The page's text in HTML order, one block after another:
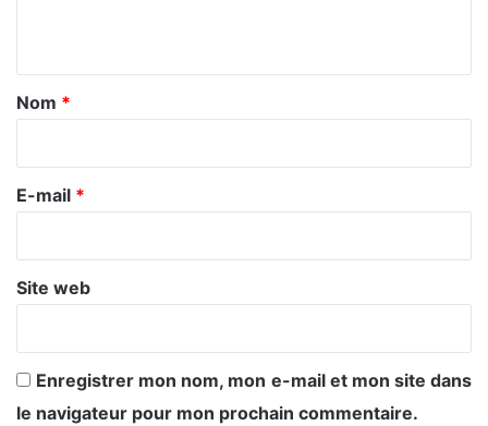
a
r
e
Nom *
E-mail *
Site web
Enregistrer mon nom, mon e-mail et mon site dans
le navigateur pour mon prochain commentaire.